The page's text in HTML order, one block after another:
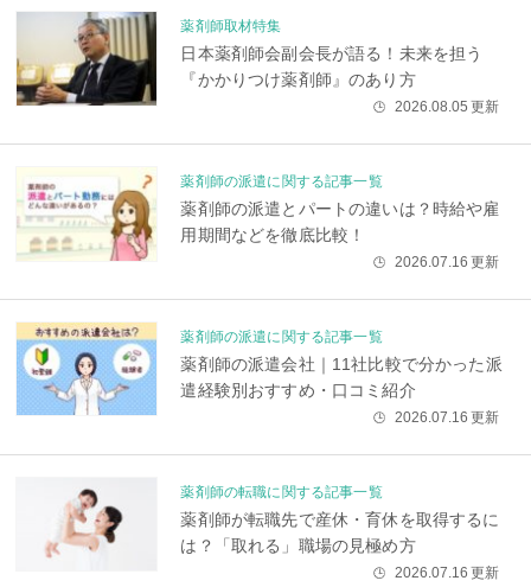
薬剤師取材特集
日本薬剤師会副会長が語る！未来を担う
『かかりつけ薬剤師』のあり方
🕒 2026.08.05 更新
薬剤師の派遣に関する記事一覧
薬剤師の派遣とパートの違いは？時給や雇
用期間などを徹底比較！
🕒 2026.07.16 更新
薬剤師の派遣に関する記事一覧
薬剤師の派遣会社｜11社比較で分かった派
遣経験別おすすめ・口コミ紹介
🕒 2026.07.16 更新
薬剤師の転職に関する記事一覧
薬剤師が転職先で産休・育休を取得するに
は？「取れる」職場の見極め方
🕒 2026.07.16 更新